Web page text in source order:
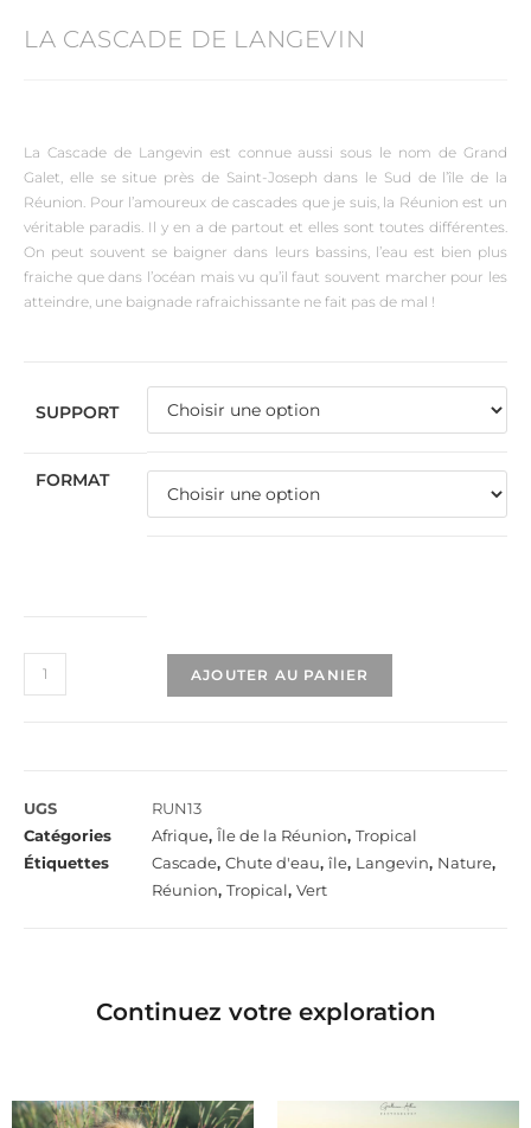
LA CASCADE DE LANGEVIN
La Cascade de Langevin est connue aussi sous le nom de Grand
Galet, elle se situe près de Saint-Joseph dans le Sud de l’île de la
Réunion. Pour l’amoureux de cascades que je suis, la Réunion est un
véritable paradis. Il y en a de partout et elles sont toutes différentes.
On peut souvent se baigner dans leurs bassins, l’eau est bien plus
fraiche que dans l’océan mais vu qu’il faut souvent marcher pour les
atteindre, une baignade rafraichissante ne fait pas de mal !
SUPPORT
FORMAT
AJOUTER AU PANIER
UGS
RUN13
Catégories
Afrique, Île de la Réunion, Tropical
Étiquettes
Cascade, Chute d'eau, île, Langevin, Nature,
Réunion, Tropical, Vert
Continuez votre exploration